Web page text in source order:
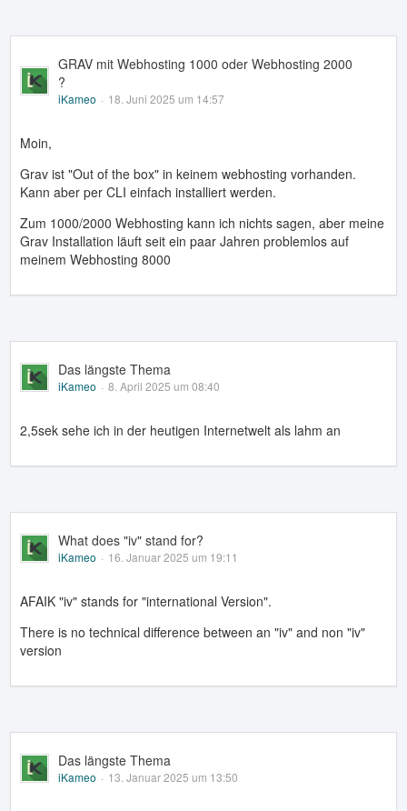
GRAV mit Webhosting 1000 oder Webhosting 2000
?
iKameo 18. Juni 2025 um 14:57
Moin,
Grav ist "Out of the box" in keinem webhosting vorhanden.
Kann aber per CLI einfach installiert werden.
Zum 1000/2000 Webhosting kann ich nichts sagen, aber meine
Grav Installation läuft seit ein paar Jahren problemlos auf
meinem Webhosting 8000
Das längste Thema
iKameo 8. April 2025 um 08:40
2,5sek sehe ich in der heutigen Internetwelt als lahm an
What does "iv" stand for?
iKameo 16. Januar 2025 um 19:11
AFAIK "iv" stands for "international Version".
There is no technical difference between an "iv" and non "iv"
version
Das längste Thema
iKameo 13. Januar 2025 um 13:50